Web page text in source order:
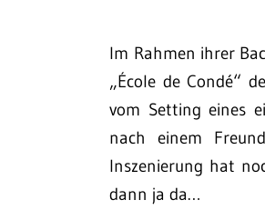
Im Rahmen ihrer
„École de Condé“
vom Setting eines
nach einem
Inszenierung hat
dann ja da…